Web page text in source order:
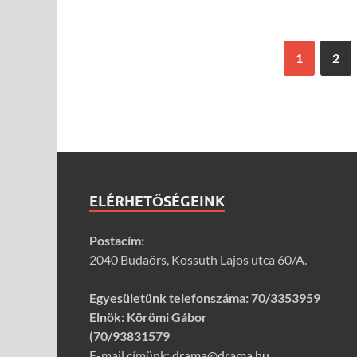
1 2
ELÉRHETŐSÉGEINK
Postacím:
2040 Budaörs, Kossuth Lajos utca 60/A.
Egyesületünk telefonszáma:70/3353959
Elnök: Körömi Gábor
(70/93831579